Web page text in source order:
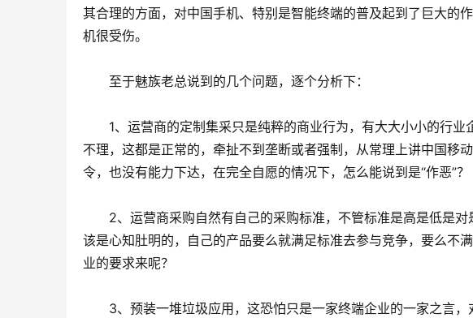
其合理的方面，对中国手机、特别是智能终端的普及起到了巨大的
机很受伤。
至于魅族老总说到的几个问题，逐个分析下：
1、运营商的定制集采只是纯粹的商业行为，有大大小小的行业
不理，这都是正常的，牵扯不到垄断或者强制，从常理上讲中国移
令，也没有能力下达，在完全自愿的情况下，怎么能说到是“作恶”？
2、运营商采购自然有自己的采购标准，不管标准是高是低是对
该是心知肚明的，自己的产品要么就满足标准去参与竞争，要么不
业的要求来呢？
3、预装一堆垃圾应用，这恐怕只是一家终端企业的一家之言，